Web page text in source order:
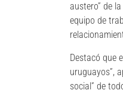
austero” de
equipo de
Destacó que
uruguayos”,
social” de